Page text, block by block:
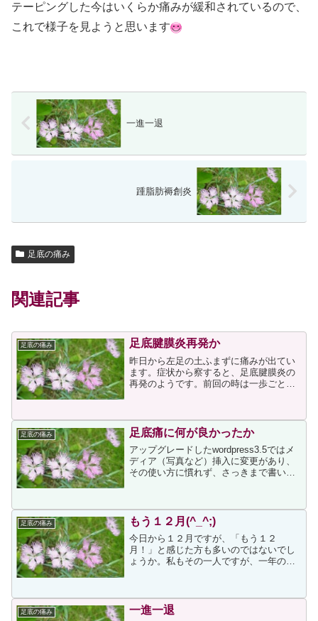
テーピングした今はいくらか痛みが緩和されているので、
これで様子を見ようと思います
一進一退
踵脂肪褥創炎
足底の痛み
関連記事
足底の痛み 足底腱膜炎再発か
昨日から左足の土ふまずに痛みが出てい
ます。症状から察すると、足底腱膜炎の
再発のようです。前回の時は一歩ごとに
痛でしたが、今回は痛みだけで比べると
前回の10分の一くらいで...
足底の痛み 足底痛に何が良かったか
アップグレードしたwordpress3.5ではメ
ディア（写真など）挿入に変更があり、
その使い方に慣れず、さっきまで書いて
底痛は短期間...
足底の痛み もう１２月(^_^;)
今日から１２月ですが、「もう１２
月！」と感じた方も多いのではないでし
ょうか。私もその一人ですが、一年の経
外科のDrに言われたのですが、骨粗鬆症
であっても炎症は足底腱膜炎...
足底の痛み 一進一退